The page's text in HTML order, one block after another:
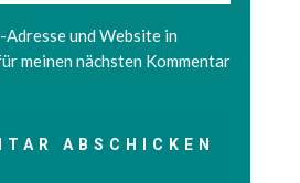
Adresse und Website in
meinen nächsten Kommentar
ABSCHICKEN